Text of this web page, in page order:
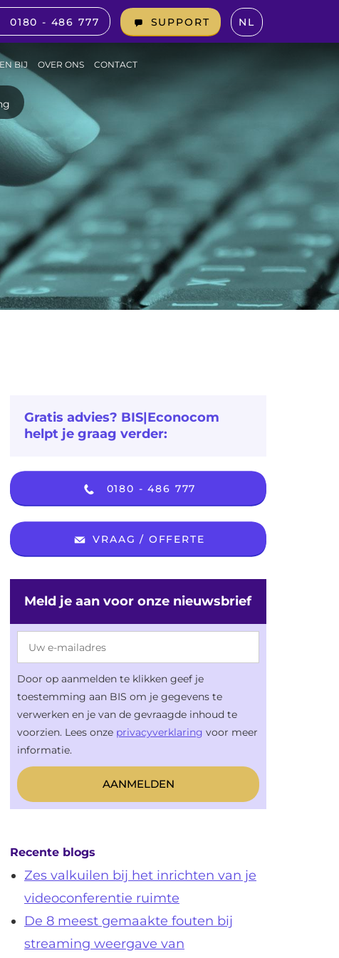
0180 - 486 777 SUPPORT NL
BIJ OVER ONS CONTACT
Gratis advies? BIS|Econocom
helpt je graag verder:
0180 - 486 777
VRAAG / OFFERTE
Meld je aan voor onze nieuwsbrief
Door op aanmelden te klikken geef je
toestemming aan BIS om je gegevens te
verwerken en je van de gevraagde inhoud te
voorzien. Lees onze privacyverklaring voor meer
informatie.
Recente blogs
Zes valkuilen bij het inrichten van je
videoconferentie ruimte
De 8 meest gemaakte fouten bij
streaming weergave van